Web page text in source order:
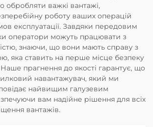
обробляти важкі вантажі,
роботу ваших операцій
експлуатації. Завдяки передовим
оператори можуть працювати з
знаючи, що вони мають справу з
яка ставить на перше місце безпеку
Наше прагнення до якості гарантує, що
навантажувач, який ми
найвищим галузевим
вам надійне рішення для всіх
вантажів.